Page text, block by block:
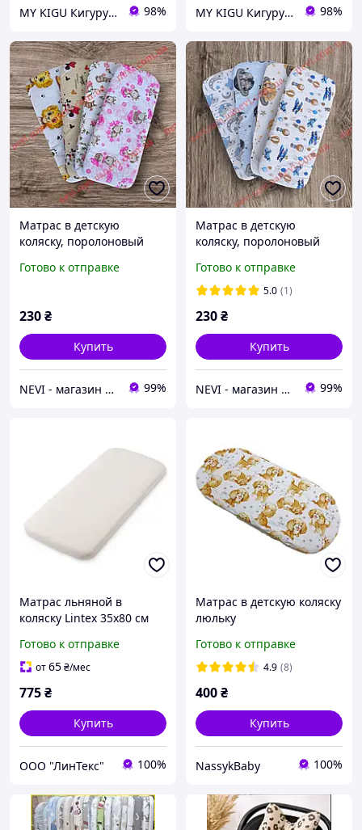
MY KIGU Кигуруми для всей семьи! 98% MY KIGU Кигуруми для всей семьи! 98%
Матрас в детскую
коляску, поролоновый
Готово к отправке
230₴
Купить
NEVI - магазин детских товаров 99%
Матрас в детскую
коляску, поролоновый
Готово к отправке
5.0 (1)
230₴
Купить
NEVI - магазин детских товаров 99%
Матрас льняной в
коляску Lintex 35х80 см
Готово к отправке
от65₴/мес
775₴
Купить
ООО "ЛинТекс" 100%
Матрас в детскую коляску
люльку
Готово к отправке
4.9 (8)
400₴
Купить
NassykBaby 100%